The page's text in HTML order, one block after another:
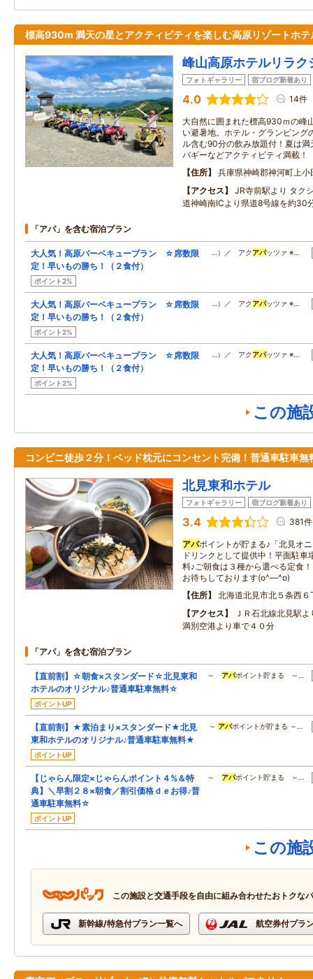
標高930m 満天の星とアクティビティを楽しむ高原リゾートホテ
峰山高原ホテルリラク
フォトギャラリー 宿ブログ新着あり
4.0 14件
大自然に囲まれた標高930ｍの
い避暑地。ホテル・グランピング
ル含む90分の飲み放題付！夏は
バギーなどアクティビティ満載！
住所
兵庫県神崎郡神河町上
アクセス
JR寺前駅より タク
道神崎南ICより県道8号線を約30
「アパ」を含む宿泊プラン
大人気！高原バーベキュープラン ☆席数限
定！早いもの勝ち！（２食付）
ポイント2%
…）／ アクアパッツァ ※…
大人気！高原バーベキュープラン ☆席数限
定！早いもの勝ち！（２食付）
ポイント2%
…）／ アクアパッツァ ※…
大人気！高原バーベキュープラン ☆席数限
定！早いもの勝ち！（２食付）
ポイント2%
…）／ アクアパッツァ ※…
この施
コンビニ徒歩２分！ベッド枕元にコンセント完備！普通車駐車無
北見東和ホテル
フォトギャラリー 宿ブログ新着あり
3.4 381件
アパポイントが貯まる♪「北見オ
ドリンクとして提供中！平面駐
料♪ご朝食は３種から選べる定食
お待ちしております(o^―^o)
住所
北海道北見市北５条西６
アクセス
ＪＲ石北線北見駅
満別空港より車で４０分
「アパ」を含む宿泊プラン
【直前割】☆朝食×スタンダード☆北見東和
ホテルのオリジナル♪普通車駐車無料☆
ポイントUP
～ アパポイント貯まる ～…
【直前割】★素泊まり×スタンダード★北見
東和ホテルのオリジナル♪普通車駐車無料★
ポイントUP
～ アパポイントが貯まる ～…
【じゃらん限定×じゃらんポイント４%＆特
典】＼早割２８×朝食／割引価格ｄｅお得♪普
通車駐車無料☆
ポイントUP
～ アパポイント貯まる ～…
この施
この施設と交通手段を自由に組み合わせたおトクな
新幹線/特急付プラン一覧へ 航空券付プラ